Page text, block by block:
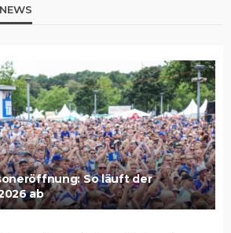
So läuft der
ab